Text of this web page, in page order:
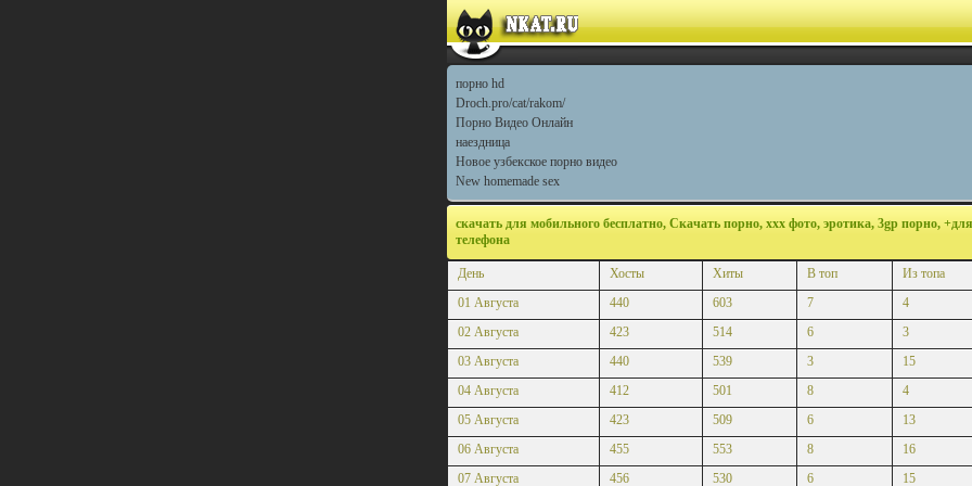
порно hd
Droch.pro/cat/rakom/
Порно Видео Онлайн
наездница
Новое узбекское порно видео
New homemade sex
скачать для мобильного бесплатно, Скачать порно, ххх фото, эротика, 3gp порно, +для
телефона
День Хосты Хиты В топ
Из топа
01 Августа
440 603 7
4
02 Августа
423 514 6
3
03 Августа
440 539 3
15
04 Августа
412 501 8
4
05 Августа
423 509 6
13
06 Августа
455 553 8
16
07 Августа
456 530 6 15